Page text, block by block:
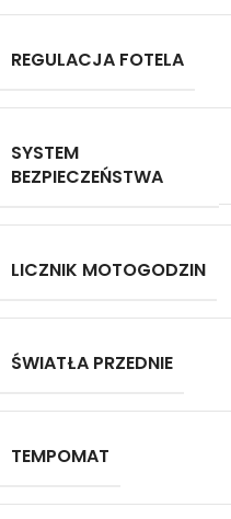
REGULACJA FOTELA
SYSTEM
BEZPIECZEŃSTWA
LICZNIK MOTOGODZIN
ŚWIATŁA PRZEDNIE
TEMPOMAT